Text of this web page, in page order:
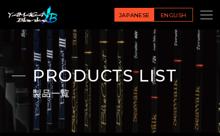
JAPANESE ENGLISH
PRODUCTS LIST
製品一覧